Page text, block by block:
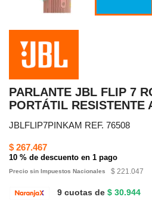
PARLANTE JBL FLIP 7
PORTÁTIL RESISTENTE
JBLFLIP7PINKAM REF. 76508
$ 267.467
10 % de descuento en 1 pago
Precio sin Impuestos Nacionales $ 221.047
9 cuotas de $ 30.944